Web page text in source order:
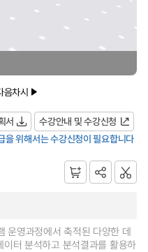
음차시
서
수강안내 및 수강신청
을 위해서는 수강신청이 필요합니다
운영과정에서 축적된 다양한 데
터 분석하고 분석결과를 활용하